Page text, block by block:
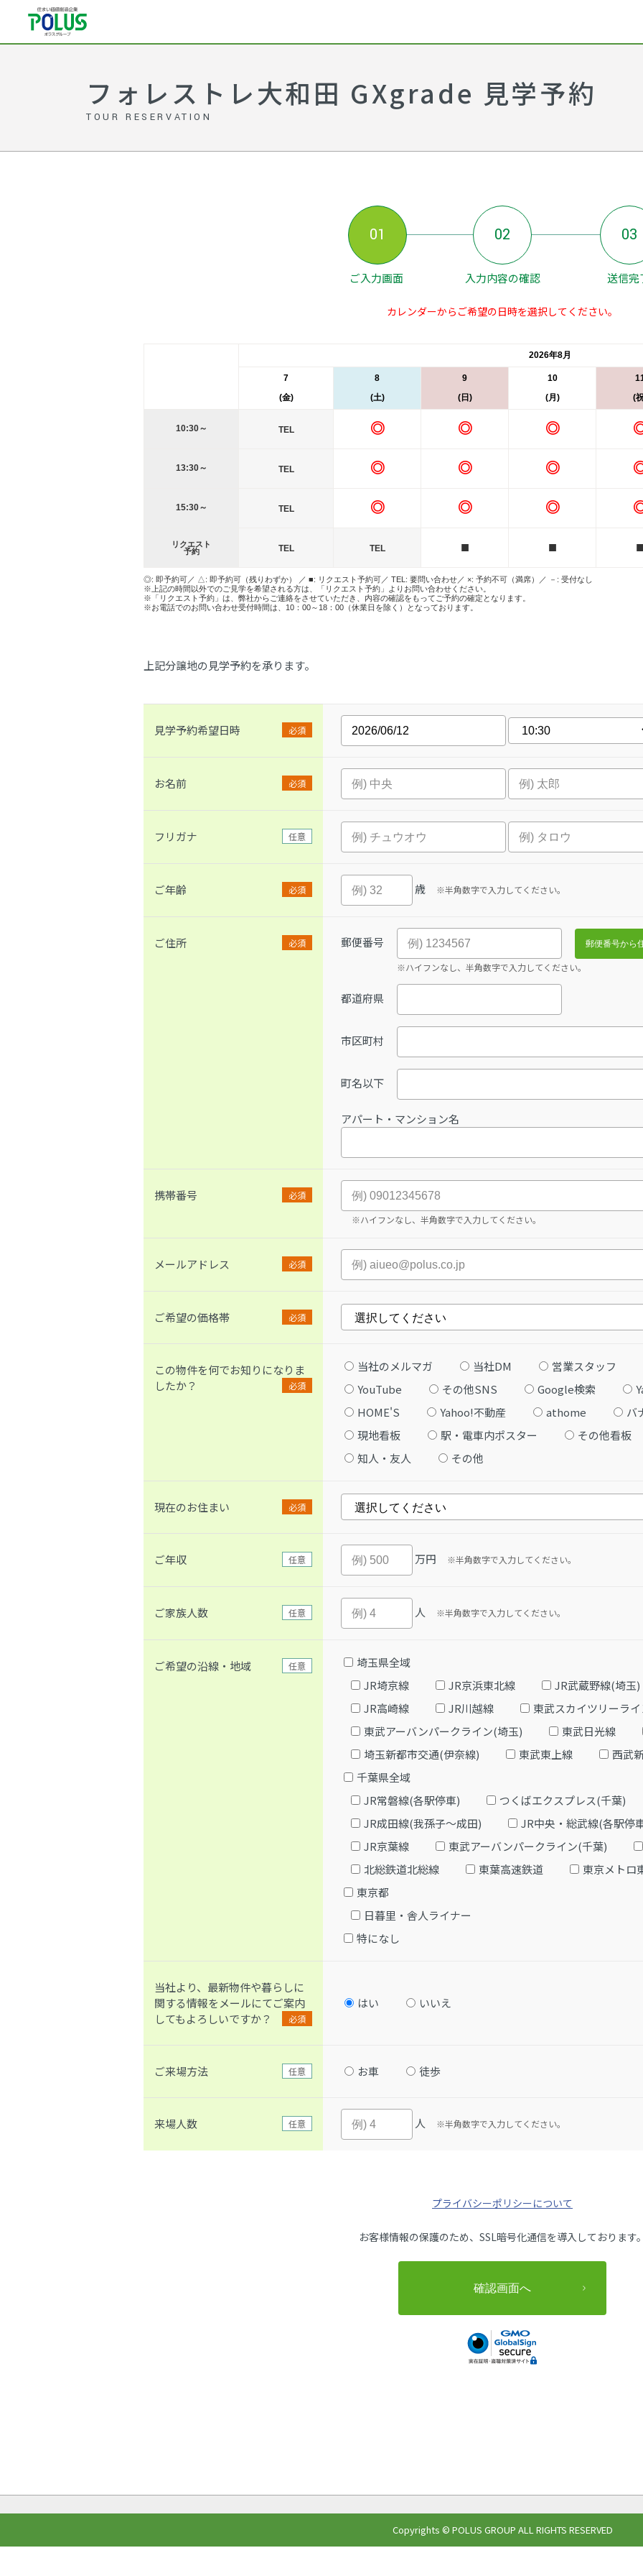
フォレストレ大和田 GXgrade 見学予約
TOUR RESERVATION
01
ご入力画面
02
入力内容の確認
03
送信完
カレンダーからご希望の日時を選択してください。
2026年8月
7
(金)
8
(土)
9
(日)
10
(月)
(
10:30～ TEL ◎ ◎ ◎
13:30～ TEL ◎ ◎ ◎
15:30～ TEL ◎ ◎ ◎
リクエスト
予約
TEL TEL ■ ■
◎: 即予約可／ △: 即予約可（残りわずか） ／ ■: リクエスト予約可／ TEL: 要問い合わせ／ ×: 予約不可（満席）／ －: 受付なし
※上記の時間以外でのご見学を希望される方は、「リクエスト予約」よりお問い合わせください。
※「リクエスト予約」は、弊社からご連絡をさせていただき、内容の確認をもってご予約の確定となります。
※お電話でのお問い合わせ受付時間は、10：00～18：00（休業日を除く）となっております。
上記分譲地の見学予約を承ります。
見学予約希望日時 必須
お名前 必須
フリガナ 任意
ご年齢 必須 歳 ※半角数字で入力してください。
ご住所 必須 郵便番号
※ハイフンなし、半角数字で入力してください。
都道府県
市区町村
町名以下
アパート・マンション名
携帯番号
必須
※ハイフンなし、半角数字で入力してください。
メールアドレス 必須
ご希望の価格帯 必須
この物件を何でお知りになりま
したか？
必須
当社のメルマガ 当社DM
営業スタッフ
YouTube
その他SNS Google検索
HOME'S
Yahoo!不動産 athome
バ
現地看板
駅・電車内ポスター
その他看板
知人・友人
その他
現在のお住まい 必須
ご年収 任意 万円 ※半角数字で入力してください。
ご家族人数 任意 人 ※半角数字で入力してください。
ご希望の沿線・地域 任意
埼玉県全域
JR埼京線
JR京浜東北線
JR武蔵野線(埼玉)
JR高崎線
JR川越線
東武スカイツリーラ
東武アーバンパークライン(埼玉)
東武日光線
埼玉新都市交通(伊奈線)
東武東上線
西武
千葉県全域
JR常磐線(各駅停車)
つくばエクスプレス(千葉)
JR成田線(我孫子～成田)
JR中央・総武線(各駅停
JR京葉線
東武アーバンパークライン(千葉)
北総鉄道北総線
東葉高速鉄道
東京メトロ
東京都
日暮里・舎人ライナー
特になし
当社より、最新物件や暮らしに
関する情報をメールにてご案内
してもよろしいですか？
必須
はい いいえ
ご来場方法 任意 お車 徒歩
来場人数 任意 人 ※半角数字で入力してください。
プライバシーポリシーについて
お客様情報の保護のため、SSL暗号化通信を導入しております
Copyrights © POLUS GROUP ALL RIGHTS RESERVED